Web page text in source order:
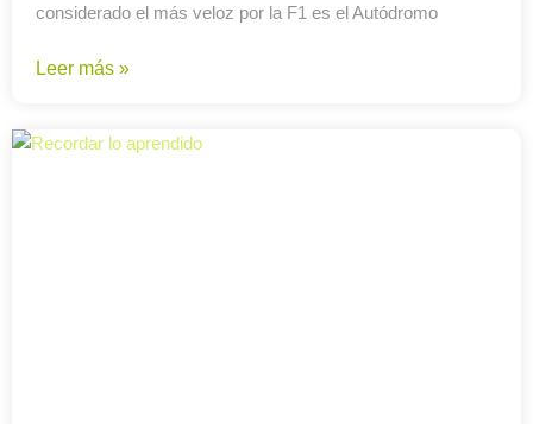
considerado el más veloz por la F1 es el Autódromo
Leer más »